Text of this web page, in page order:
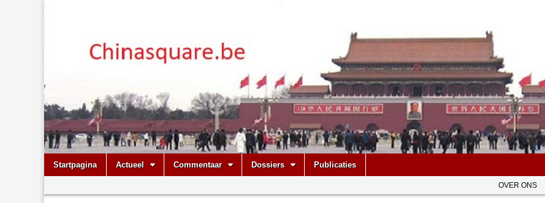
Chinasquare.be
Main
menu
Skip
Startpagina Actueel Commentaar Dossiers Publicaties
menu
OVER ONS